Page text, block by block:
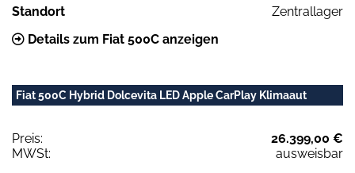
Standort
Zentrallager
Details zum Fiat 500C anzeigen
Fiat 500C Hybrid Dolcevita LED Apple CarPlay Klimaaut
Preis:
26.399,00 €
MWSt:
ausweisbar